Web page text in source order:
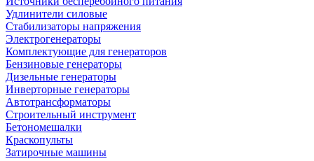
Удлинители силовые
Стабилизаторы напряжения
Электрогенераторы
Комплектующие для генераторов
Бензиновые генераторы
Дизельные генераторы
Инверторные генераторы
Автотрансформаторы
Строительный инструмент
Бетономешалки
Краскопульты
Затирочные машины